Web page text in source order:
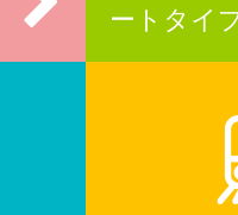
ートタイ